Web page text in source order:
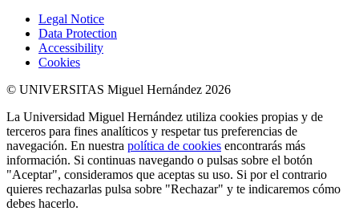
Legal Notice
Data Protection
Accessibility
Cookies
© UNIVERSITAS Miguel Hernández 2026
La Universidad Miguel Hernández utiliza cookies propias y de
terceros para fines analíticos y respetar tus preferencias de
navegación. En nuestra política de cookies encontrarás más
información. Si continuas navegando o pulsas sobre el botón
"Aceptar", consideramos que aceptas su uso. Si por el contrario
quieres rechazarlas pulsa sobre "Rechazar" y te indicaremos cómo
debes hacerlo.